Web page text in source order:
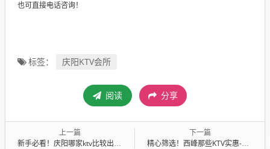
也可直接电话咨询！
标签： 庆阳KTV会所
阅读 分享
上一篇
新手必看！庆阳哪家ktv比较出名-首选盛世金樽ktv会所消费行情推荐
下一篇
精心筛选！西峰那些KTV实惠-首选盛世皇朝KTV会所消费行情推荐